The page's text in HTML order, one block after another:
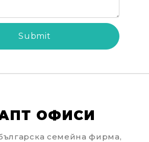
ОФИСИ
семейна фирма,